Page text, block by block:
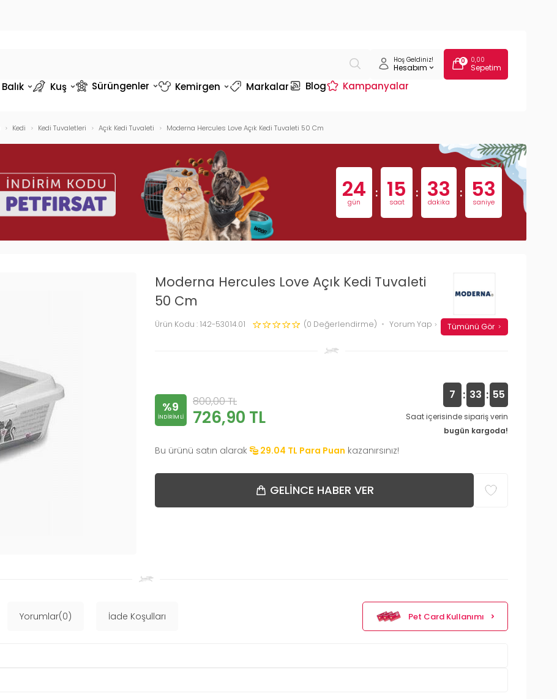
Hoş Geldiniz!
Hesabım
0 0,00
Sepetim
Balık Kuş Sürüngenler Kemirgen Markalar Blog Kampanyalar
Kedi Kedi Tuvaletleri Açık Kedi Tuvaleti Moderna Hercules Love Açık Kedi Tuvaleti 50 Cm
24
gün
: 15
saat
: 33
dakika
: 52
saniye
Moderna Hercules Love Açık Kedi Tuvaleti
50 Cm
Ürün Kodu : 142-53014.01 (0 Değerlendirme) Yorum Yap Tümünü Gör
%9
INDIRIMLI
800,00TL
726,90 TL
7 : 33 : 54
Saat içerisinde sipariş verin
bugün kargoda!
Bu ürünü satın alarak 29.04 TL Para Puan kazanırsınız!
GELINCE HABER VER
Yorumlar(0) İade Koşulları Pet Card Kullanımı